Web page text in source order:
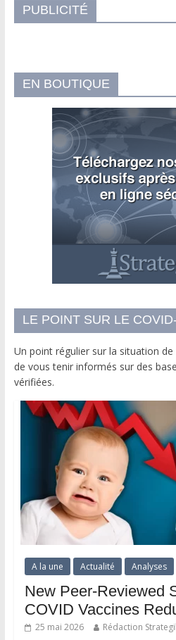
PUBLICITÉ
EN BOUTIQUE
LE POINT SUR LE
Un point régulier sur la situation
de vous tenir informés sur des
vérifiées.
A la une Actualité Analyses
New Peer-Reviewed
COVID Vaccines
25 mai 2026 Rédaction